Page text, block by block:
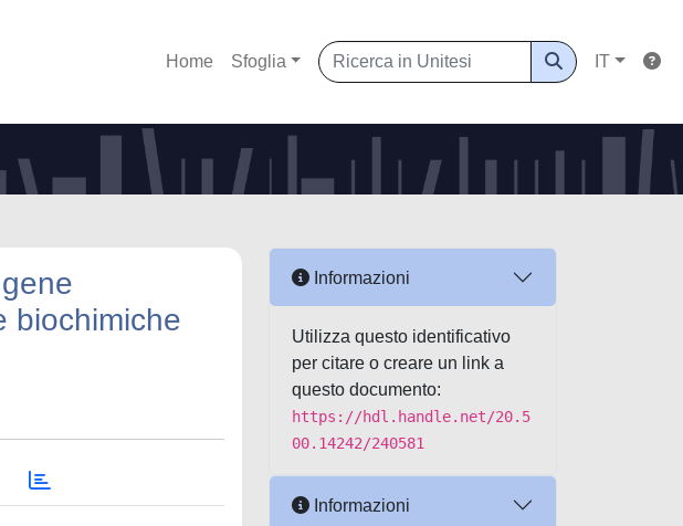
Home Sfoglia IT
biochimiche
Informazioni
Utilizza questo identificativo
per citare o creare un link a
questo documento:
https://hdl.handle.net/20.5
00.14242/240581
Informazioni